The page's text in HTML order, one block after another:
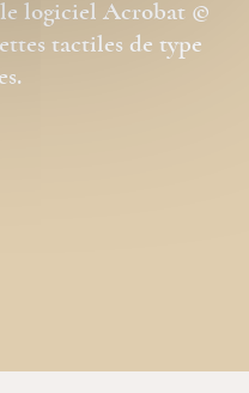
logiciel Acrobat ©
tactiles de type